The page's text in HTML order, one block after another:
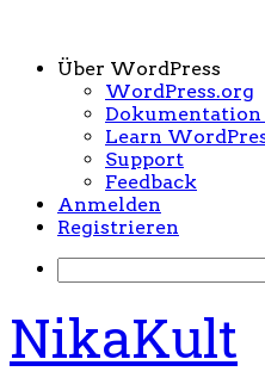
Über WordPress
WordPress.org
Dokumentation
Learn
Support
Feedback
Anmelden
Registrieren
NikaKult